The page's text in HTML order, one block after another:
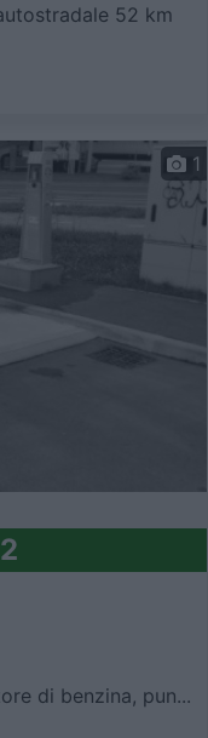
52 km
1
2
di benzina, pun...